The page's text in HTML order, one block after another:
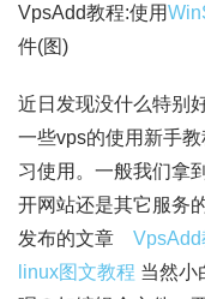
VpsAdd教程:使用
件(图)
近日发现没什么特别
一些vps的使用新手
习使用。一般我们拿
开网站还是其它服务
发布的文章 VpsAdd
linux图文教程 当然小